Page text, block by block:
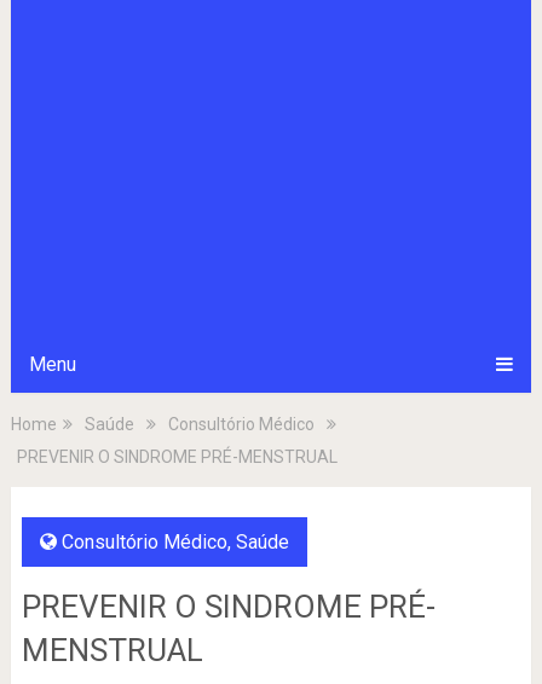
Menu
Home Saúde
Consultório Médico
PREVENIR O SINDROME PRÉ-MENSTRUAL
Consultório Médico, Saúde
PREVENIR O SINDROME PRÉ-
MENSTRUAL